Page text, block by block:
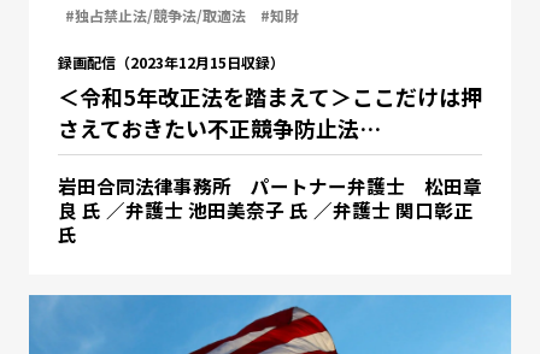
#独占禁止法/競争法/取適法
#知財
録画配信（2023年12月15日収録）
＜令和5年改正法を踏まえて＞ここだけは押
さえておきたい不正競争防止法…
岩田合同法律事務所 パートナー弁護士 松田章
良 氏 ／弁護士 池田美奈子 氏 ／弁護士 関口彰正
氏